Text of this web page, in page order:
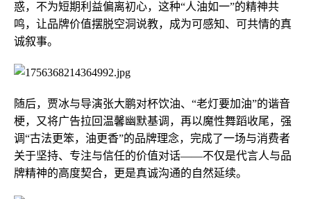
惑，不为短期利益偏离初心，这种“人油如一”的精神共
鸣，让品牌价值摆脱空洞说教，成为可感知、可共情的真
诚叙事。
随后，贾冰与导演张大鹏对杯饮油、“老灯要加油”的谐音
梗，又将广告拉回温馨幽默基调，再以魔性舞蹈收尾，强
调“古法更笨，油更香”的品牌理念，完成了一场与消费者
关于坚持、专注与信任的价值对话——不仅是代言人与品
牌精神的高度契合，更是真诚沟通的自然延续。